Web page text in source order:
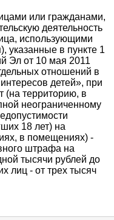
или гражданами,
деятельность
использующими
указанные в пункте 1
Эл от 10 мая 2011
отношений в
детей», при
(на территорию, в
неограниченному
18 лет) на
в помещениях) -
штрафа на
тысячи рублей до
лиц - от трех тысяч